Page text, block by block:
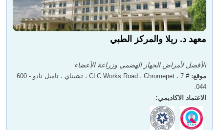
معهد د. ريلا والمركز الطبي
الأفضل لأمراض الجهاز الهضمي وزراعة الأعضاء
موقع:
# 7 ، CLC Works Road ، Chromepet ، تشيناي ، تاميل نادو - 600
044.
الاعتماد الاكاديمي: